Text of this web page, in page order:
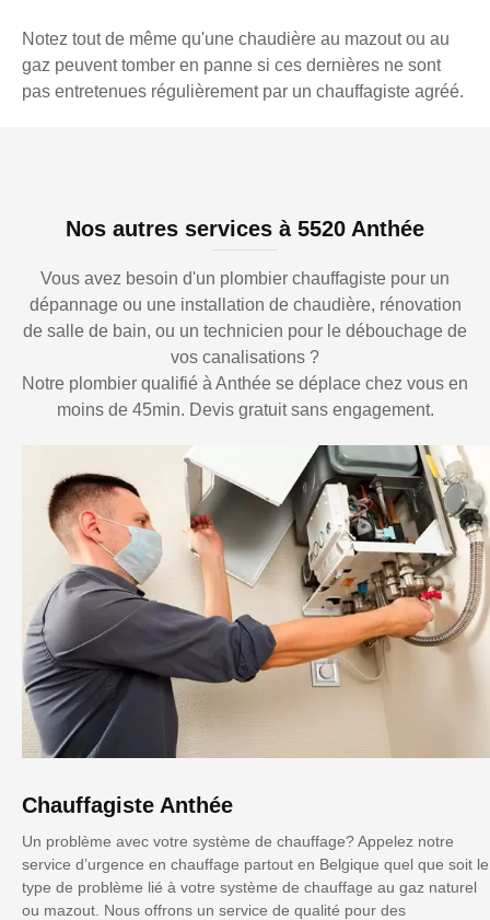
Notez tout de même qu'une chaudière au mazout ou au
gaz peuvent tomber en panne si ces dernières ne sont
pas entretenues régulièrement par un chauffagiste agréé.
Nos autres services à 5520 Anthée
Vous avez besoin d'un plombier chauffagiste pour un
dépannage ou une installation de chaudière, rénovation
de salle de bain, ou un technicien pour le débouchage de
vos canalisations ?
Notre plombier qualifié à Anthée se déplace chez vous en
moins de 45min. Devis gratuit sans engagement.
Chauffagiste Anthée
Un problème avec votre système de chauffage? Appelez notre
service d’urgence en chauffage partout en Belgique quel que soit le
type de problème lié à votre système de chauffage au gaz naturel
ou mazout. Nous offrons un service de qualité pour des